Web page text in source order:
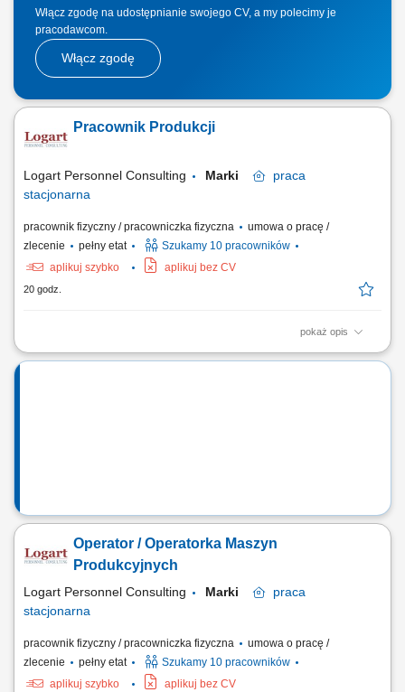
Włącz zgodę na udostępnianie swojego CV, a my polecimy je
pracodawcom.
Włącz zgodę
Pracownik Produkcji
Logart Personnel Consulting Marki
praca
stacjonarna
pracownik fizyczny / pracowniczka fizyczna
umowa o pracę /
zlecenie
pełny etat
Szukamy 10 pracowników
aplikuj szybko
aplikuj bez CV
20 godz.
pokaż opis
Opis stanowiska: Wykonywanie prac związanych z bieżącą produkcją;
Operator / Operatorka Maszyn
Produkcyjnych
Logart Personnel Consulting Marki
praca
stacjonarna
pracownik fizyczny / pracowniczka fizyczna
umowa o pracę /
zlecenie
pełny etat
Szukamy 10 pracowników
aplikuj szybko
aplikuj bez CV